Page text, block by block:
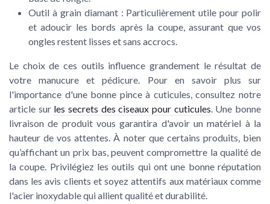
Outil à grain diamant : Particulièrement utile pour polir
et adoucir les bords après la coupe, assurant que vos
ongles restent lisses et sans accrocs.
Le choix de ces outils influence grandement le résultat de
votre manucure et pédicure. Pour en savoir plus sur
l'importance d'une bonne pince à cuticules, consultez notre
article sur les secrets des ciseaux pour cuticules . Une bonne
livraison de produit vous garantira d'avoir un matériel à la
hauteur de vos attentes. À noter que certains produits, bien
qu’affichant un prix bas, peuvent compromettre la qualité de
la coupe. Privilégiez les outils qui ont une bonne réputation
dans les avis clients et soyez attentifs aux matériaux comme
l'acier inoxydable qui allient qualité et durabilité.